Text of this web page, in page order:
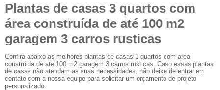
Plantas de casas 3 quartos com
área construída de até 100 m2
garagem 3 carros rusticas
Confira abaixo as melhores plantas de casas 3 quartos com area
construida de ate 100 m2 garagem 3 carros rusticas. Caso essas plantas
de casas não atendam as suas necessidades, não deixe de entrar em
contato com a nossa equipe para solicitar um orçamento de projeto
personalizado.